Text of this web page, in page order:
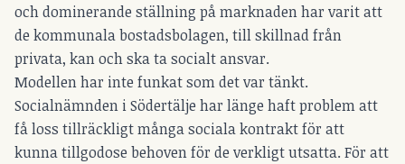
och dominerande ställning på marknaden har varit att
de kommunala bostadsbolagen, till skillnad från
privata, kan och ska ta socialt ansvar.
Modellen har inte funkat som det var tänkt.
Socialnämnden i Södertälje har länge haft problem att
få loss tillräckligt många sociala kontrakt för att
kunna tillgodose behoven för de verkligt utsatta. För att